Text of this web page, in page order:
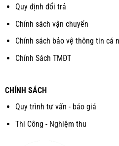
Quy định đổi trả
Chính sách vận chuyển
Chính sách bảo vệ thông tin cá
Chính Sách TMĐT
CHÍNH SÁCH
Quy trình tư vấn - báo giá
Thi Công - Nghiệm thu